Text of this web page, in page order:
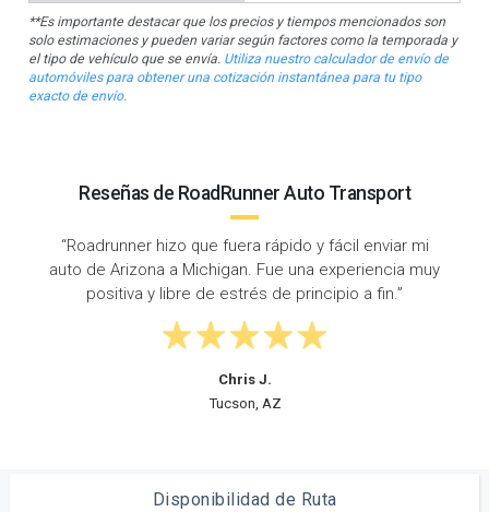
**Es importante destacar que los precios y tiempos mencionados son
solo estimaciones y pueden variar según factores como la temporada y
el tipo de vehículo que se envía. Utiliza nuestro calculador de envío de
automóviles para obtener una cotización instantánea para tu tipo
exacto de envío.
Reseñas de RoadRunner Auto Transport
enviar mi
muy
“Envié el vehículo de mi hijo desde AZ a MI
llegó de manera oportuna, la
excelente durante todo el proceso.”
Disponibilidad de Ruta